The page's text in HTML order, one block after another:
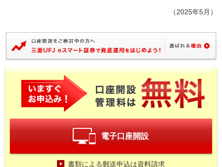
（2025年5月）
電子口座開設
書類による郵送申込は資料請求